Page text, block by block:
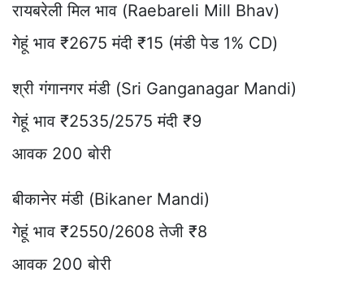
रायबरेली मिल भाव (Raebareli Mill Bhav)
गेहूं भाव ₹2675 मंदी ₹15 (मंडी पेड 1% CD)
श्री गंगानगर मंडी (Sri Ganganagar Mandi)
गेहूं भाव ₹2535/2575 मंदी ₹9
आवक 200 बोरी
बीकानेर मंडी (Bikaner Mandi)
गेहूं भाव ₹2550/2608 तेजी ₹8
आवक 200 बोरी